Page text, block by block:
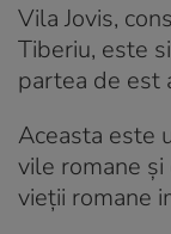
Vila Jovis,
Tiberiu, este
partea de est
Aceasta este
vile romane și
vieții romane